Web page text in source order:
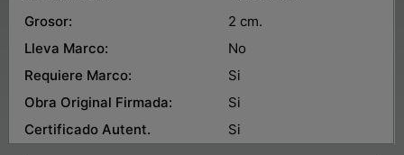
Grosor:
2 cm.
Lleva Marco:
No
Requiere Marco:
Si
Obra Original Firmada:
Si
Certificado Autent.
Si